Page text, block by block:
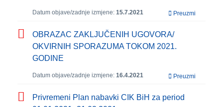
Datum objave/zadnje izmjene: 15.7.2021 Preuzmi
OBRAZAC ZAKLJUČENIH UGOVORA/
OKVIRNIH SPORAZUMA TOKOM 2021.
GODINE
Datum objave/zadnje izmjene: 16.4.2021 Preuzmi
Privremeni Plan nabavki CIK BiH za period